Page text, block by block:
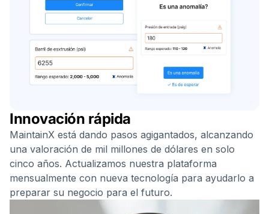
Innovación rápida
MaintainX está dando pasos agigantados, alcanzando
una valoración de mil millones de dólares en solo
cinco años. Actualizamos nuestra plataforma
mensualmente con nueva tecnología para ayudarlo a
preparar su negocio para el futuro.